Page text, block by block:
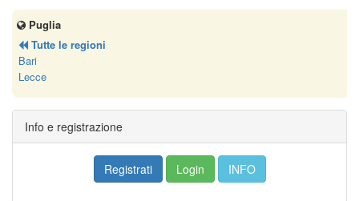
Puglia
Tutte le regioni
Bari
Lecce
Info e registrazione
Registrati Login INFO